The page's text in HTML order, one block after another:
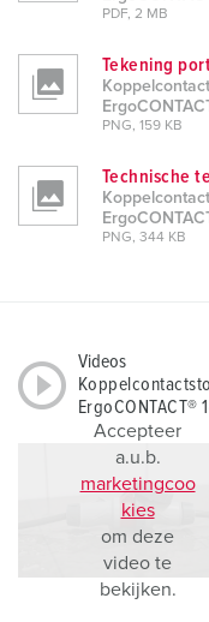
PDF, 2 MB
Tekening
PNG, 159 KB
Technische
PNG, 344 KB
Videos
ErgoCONTACT®
Accepteer
a.u.b.
marketingcoo
kies
om deze
video te
bekijken.